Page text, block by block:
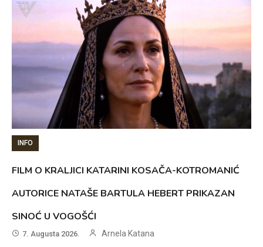
INFO
FILM O KRALJICI KATARINI KOSAČA-KOTROMANIĆ
AUTORICE NATAŠE BARTULA HEBERT PRIKAZAN
SINOĆ U VOGOŠĆI
7. Augusta 2026. Arnela Katana